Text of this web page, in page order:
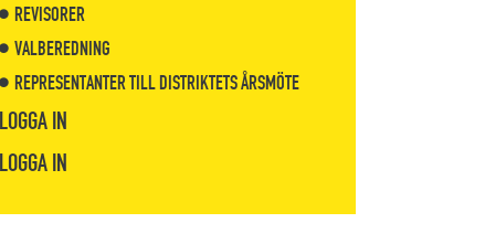
REVISORER
VALBEREDNING
REPRESENTANTER TILL DISTRIKTETS ÅRSMÖTE
LOGGA IN
LOGGA IN